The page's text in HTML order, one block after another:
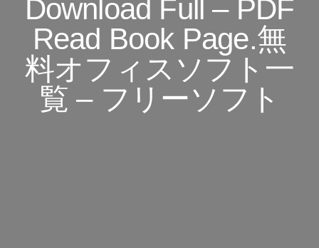
Download Full – PDF
Read Book Page.無
料オフィスソフト一
覧 – フリーソフト